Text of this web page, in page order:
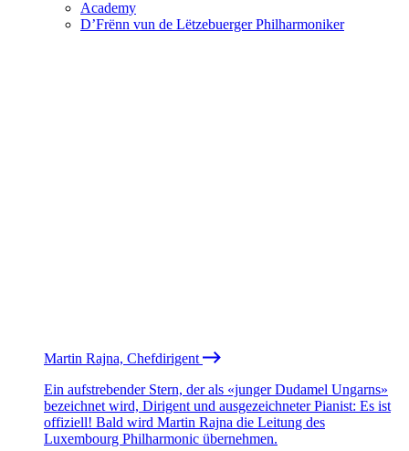
Academy
D’Frënn vun de Lëtzebuerger Philharmoniker
Martin Rajna, Chefdirigent
Ein aufstrebender Stern, der als «junger Dudamel Ungarns»
bezeichnet wird, Dirigent und ausgezeichneter Pianist: Es ist
offiziell! Bald wird Martin Rajna die Leitung des
Luxembourg Philharmonic übernehmen.